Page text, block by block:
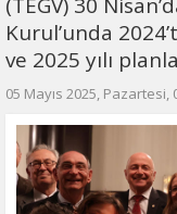
Kurul’unda
ve 2025 yılı
05 Mayıs 2025, Pazartesi,